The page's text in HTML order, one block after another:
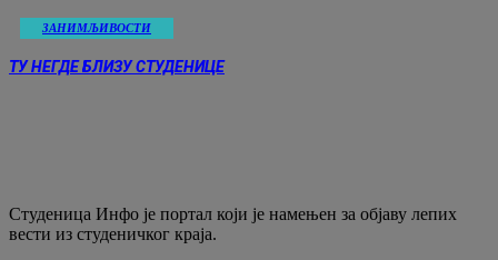
ЗАНИМЉИВОСТИ
ТУ НЕГДЕ БЛИЗУ СТУДЕНИЦЕ
Студеница Инфо је портал који је намењен за објaву лепих
вести из студеничког краја.